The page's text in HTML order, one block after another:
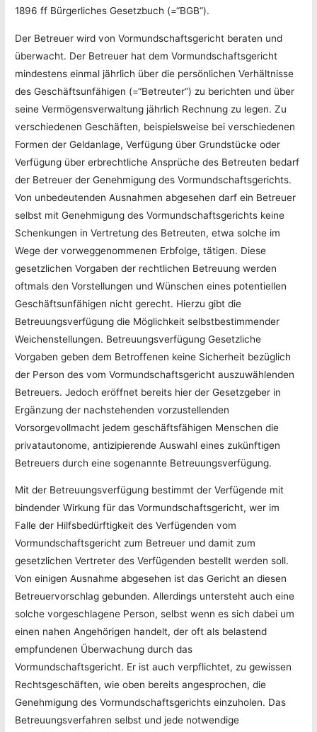
1896 ff Bürgerliches Gesetzbuch (=“BGB“).
Der Betreuer wird von Vormundschaftsgericht beraten und
überwacht. Der Betreuer hat dem Vormundschaftsgericht
mindestens einmal jährlich über die persönlichen Verhältnisse
des Geschäftsunfähigen (=“Betreuter“) zu berichten und über
seine Vermögensverwaltung jährlich Rechnung zu legen. Zu
verschiedenen Geschäften, beispielsweise bei verschiedenen
Formen der Geldanlage, Verfügung über Grundstücke oder
Verfügung über erbrechtliche Ansprüche des Betreuten bedarf
der Betreuer der Genehmigung des Vormundschaftsgerichts.
Von unbedeutenden Ausnahmen abgesehen darf ein Betreuer
selbst mit Genehmigung des Vormundschaftsgerichts keine
Schenkungen in Vertretung des Betreuten, etwa solche im
Wege der vorweggenommenen Erbfolge, tätigen. Diese
gesetzlichen Vorgaben der rechtlichen Betreuung werden
oftmals den Vorstellungen und Wünschen eines potentiellen
Geschäftsunfähigen nicht gerecht. Hierzu gibt die
Betreuungsverfügung die Möglichkeit selbstbestimmender
Weichenstellungen. Betreuungsverfügung Gesetzliche
Vorgaben geben dem Betroffenen keine Sicherheit bezüglich
der Person des vom Vormundschaftsgericht auszuwählenden
Betreuers. Jedoch eröffnet bereits hier der Gesetzgeber in
Ergänzung der nachstehenden vorzustellenden
Vorsorgevollmacht jedem geschäftsfähigen Menschen die
privatautonome, antizipierende Auswahl eines zukünftigen
Betreuers durch eine sogenannte Betreuungsverfügung.
Mit der Betreuungsverfügung bestimmt der Verfügende mit
bindender Wirkung für das Vormundschaftsgericht, wer im
Falle der Hilfsbedürftigkeit des Verfügenden vom
Vormundschaftsgericht zum Betreuer und damit zum
gesetzlichen Vertreter des Verfügenden bestellt werden soll.
Von einigen Ausnahme abgesehen ist das Gericht an diesen
Betreuervorschlag gebunden. Allerdings untersteht auch eine
solche vorgeschlagene Person, selbst wenn es sich dabei um
einen nahen Angehörigen handelt, der oft als belastend
empfundenen Überwachung durch das
Vormundschaftsgericht. Er ist auch verpflichtet, zu gewissen
Rechtsgeschäften, wie oben bereits angesprochen, die
Genehmigung des Vormundschaftsgerichts einzuholen. Das
Betreuungsverfahren selbst und jede notwendige